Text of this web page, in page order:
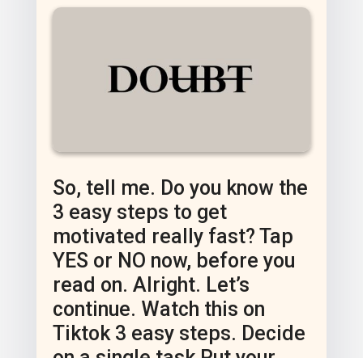
So, tell me. Do you know the
3 easy steps to get
motivated really fast? Tap
YES or NO now, before you
read on. Alright. Let’s
continue. Watch this on
Tiktok 3 easy steps. Decide